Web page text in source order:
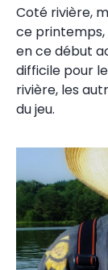
Coté rivière,
ce printemps,
en ce début
difficile pour
rivière, les
du jeu.